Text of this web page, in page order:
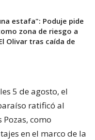
estafa": Poduje pide
zona de riesgo a
Olivar tras caída de
5 de agosto, el
ratificó al
como
en el marco de la